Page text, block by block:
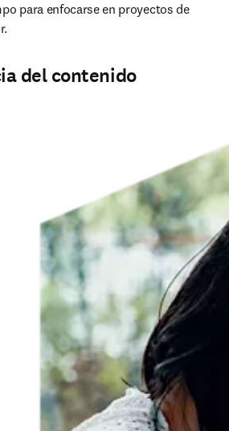
para enfocarse en proyectos de
del contenido